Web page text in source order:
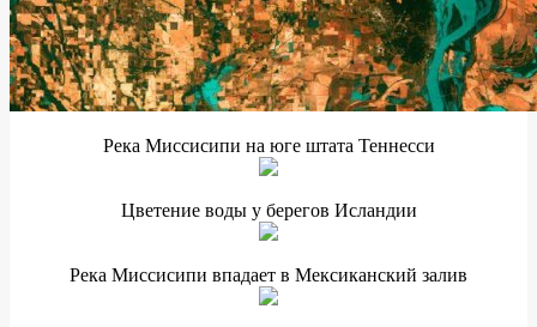
Река Миссисипи на юге штата Теннесси
Цветение воды у берегов Исландии
Река Миссисипи впадает в Мексиканский залив